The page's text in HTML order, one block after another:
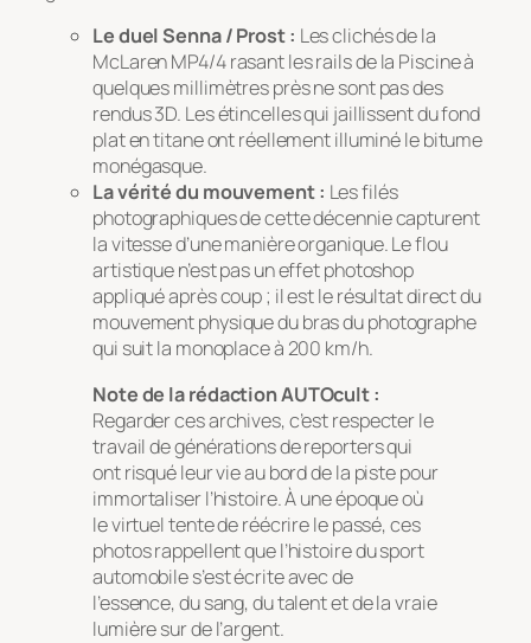
Le duel Senna / Prost : Les clichés de la
McLaren MP4/4 rasant les rails de la Piscine à
quelques millimètres près ne sont pas des
rendus 3D. Les étincelles qui jaillissent du fond
plat en titane ont réellement illuminé le bitume
monégasque.
La vérité du mouvement : Les filés
photographiques de cette décennie capturent
la vitesse d’une manière organique. Le flou
artistique n’est pas un effet photoshop
appliqué après coup ; il est le résultat direct du
mouvement physique du bras du photographe
qui suit la monoplace à 200 km/h.
Note de la rédaction AUTOcult :
Regarder ces archives, c’est respecter le
travail de générations de reporters qui
ont risqué leur vie au bord de la piste pour
immortaliser l’histoire. À une époque où
le virtuel tente de réécrire le passé, ces
photos rappellent que l’histoire du sport
automobile s’est écrite avec de
l’essence, du sang, du talent et de la vraie
lumière sur de l’argent.